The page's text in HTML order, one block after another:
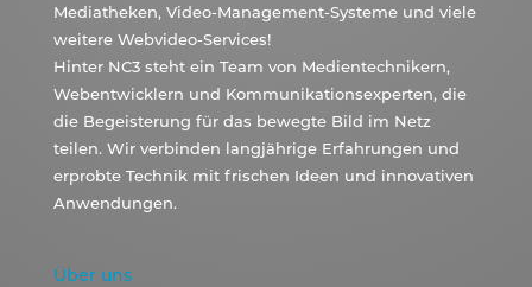
Mediatheken, Video-Management-Systeme und viele
weitere Webvideo-Services!
Hinter NC3 steht ein Team von Medientechnikern,
Webentwicklern und Kommunikationsexperten, die
die Begeisterung für das bewegte Bild im Netz
teilen. Wir verbinden langjährige Erfahrungen und
erprobte Technik mit frischen Ideen und innovativen
Anwendungen.
Über uns